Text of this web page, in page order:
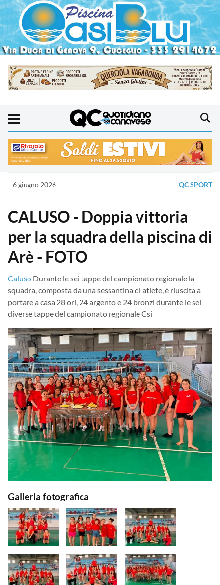
6 giugno 2026 QC SPORT
CALUSO - Doppia vittoria
per la squadra della piscina di
Arè - FOTO
Caluso Durante le sei tappe del campionato regionale la
squadra, composta da una sessantina di atlete, è riuscita a
portare a casa 28 ori, 24 argento e 24 bronzi durante le sei
diverse tappe del campionato regionale Csi
Galleria fotografica